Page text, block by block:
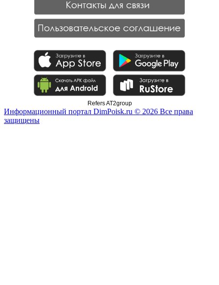
Refers AT2group
Информационный портал DimPoisk.ru © 2026 Все права
защищены